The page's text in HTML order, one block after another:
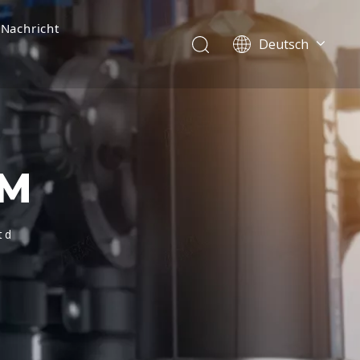
Nachricht
Deutsch
简体中文